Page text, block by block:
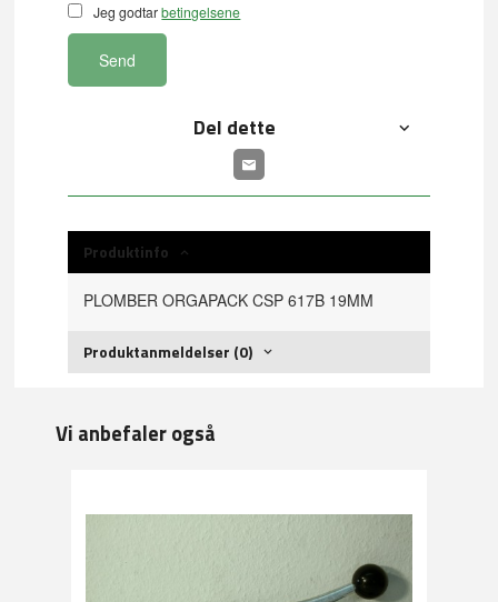
Jeg godtarbetingelsene
Send
Del dette
Produktinfo
PLOMBER ORGAPACK CSP 617B 19MM
Produktanmeldelser (0)
Vi anbefaler også